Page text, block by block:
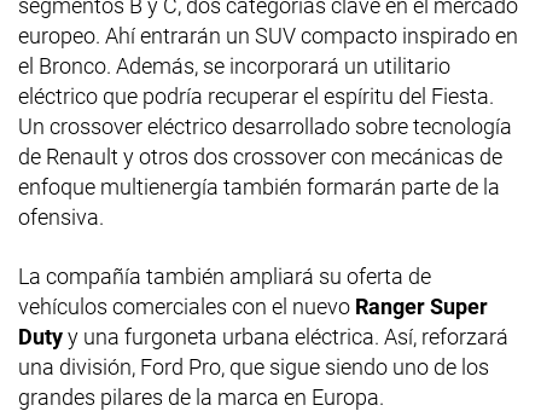
segmentos B y C, dos categorías clave en el mercado
europeo. Ahí entrarán un SUV compacto inspirado en
el Bronco. Además, se incorporará un utilitario
eléctrico que podría recuperar el espíritu del Fiesta.
Un crossover eléctrico desarrollado sobre tecnología
de Renault y otros dos crossover con mecánicas de
enfoque multienergía también formarán parte de la
ofensiva.
La compañía también ampliará su oferta de
vehículos comerciales con el nuevo Ranger Super
Dutyy una furgoneta urbana eléctrica. Así, reforzará
una división, Ford Pro, que sigue siendo uno de los
grandes pilares de la marca en Europa.